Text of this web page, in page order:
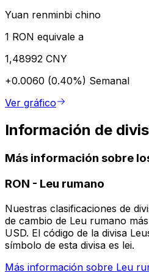
Yuan renminbi chino
1 RON equivale a
1,48992 CNY
+0.0060 (0.40%) Semanal
Ver gráfico
Información de
Más información sobre
RON - Leu rumano
Nuestras clasificaciones de
de cambio de Leu rumano
USD. El código de la divisa
símbolo de esta divisa es lei.
Más información sobre Leu